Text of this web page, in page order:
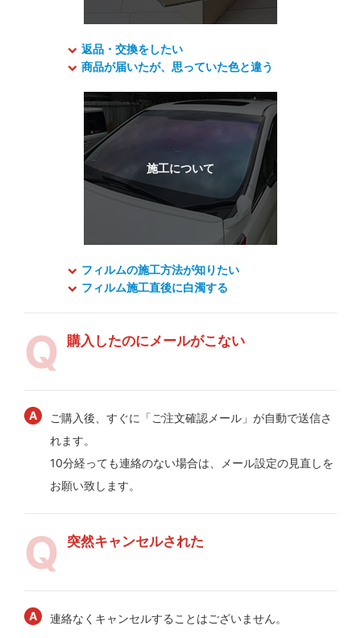
返品・交換をしたい
商品が届いたが、思っていた色と違う
フィルムの施工方法が知りたい
フィルム施工直後に白濁する
購入したのにメールがこない
ご購入後、すぐに「ご注文確認メール」が自動で送信さ
れます。
10分経っても連絡のない場合は、メール設定の見直しを
お願い致します。
突然キャンセルされた
連絡なくキャンセルすることはございません。